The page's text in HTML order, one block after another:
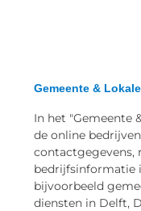
Gemeente &
In het "Gemeente
de online
contactgegevens,
bedrijfsinformatie
bijvoorbeeld
diensten in Delft,